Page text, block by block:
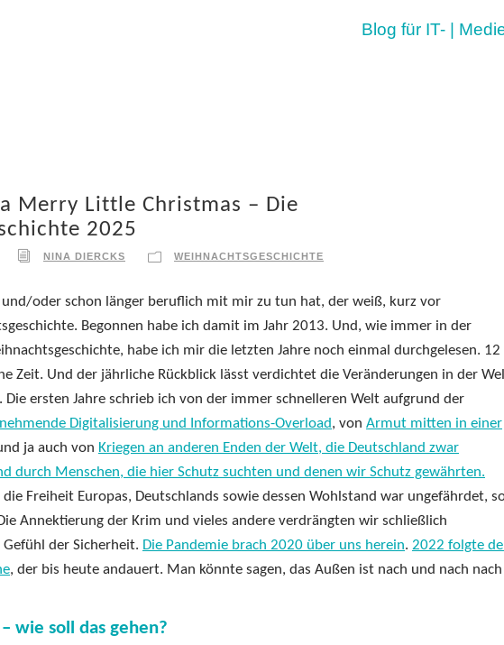
Blog für IT- |
Merry Little Christmas – Die
2025
NINA DIERCKS WEIHNACHTSGESCHICHTE
oder schon länger beruflich mit mir zu tun hat, der weiß, kurz vor
Begonnen habe ich damit im Jahr 2013. Und, wie immer in der
habe ich mir die letzten Jahre noch einmal durchgelesen. 12
Zeit. Und der jährliche Rückblick lässt verdichtet die Veränderungen in der
Die ersten Jahre schrieb ich von der immer schnelleren Welt aufgrund der
Digitalisierung und Informations-Overload, von Armut mitten in einer
ja auch von Kriegen an anderen Enden der Welt, die Deutschland zwar
durch Menschen, die hier Schutz suchten und denen wir Schutz gewährten.
Freiheit Europas, Deutschlands sowie dessen Wohlstand war ungefährdet,
Annektierung der Krim und vieles andere verdrängten wir schließlich
der Sicherheit. Die Pandemie brach 2020 über uns herein. 2022 folgte
, der bis heute andauert. Man könnte sagen, das Außen ist nach und nach nach
wie soll das gehen?